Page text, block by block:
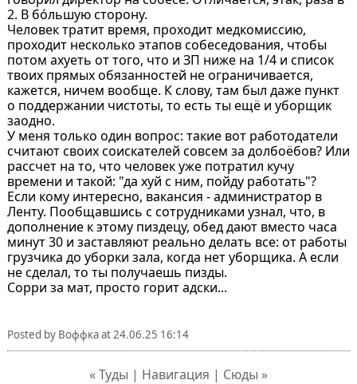
2. В бо́льшую сторону.
Человек тратит время, проходит медкомиссию,
проходит несколько этапов собеседования, чтобы
потом ахуеть от того, что и ЗП ниже на 1/4 и список
твоих прямых обязанностей не ограничивается,
кажется, ничем вообще. К слову, там был даже пункт
о поддержании чистоты, то есть ты ещё и уборщик
заодно.
У меня только один вопрос: такие вот работодатели
считают своих соискателей совсем за долбоёбов? Или
рассчет на то, что человек уже потратил кучу
времени и такой: "да хуй с ним, пойду работать"?
Если кому интересно, вакансия - администратор в
Ленту. Пообщавшись с сотрудниками узнал, что, в
дополнение к этому пиздецу, обед дают вместо часа
минут 30 и заставляют реально делать все: от работы
грузчика до уборки зала, когда нет уборщика. А если
не сделал, то ты получаешь пизды.
Сорри за мат, просто горит адски...
Posted by Воффкаat 24.06.25 16:14
« Туды | Навигация | Сюды »